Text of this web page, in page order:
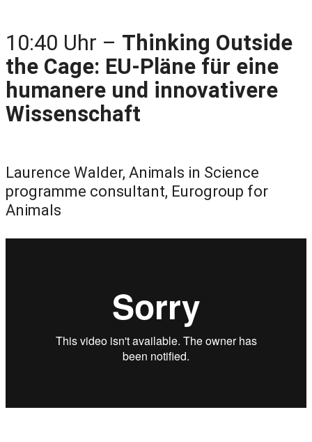
10:40 Uhr – Thinking Outside
the Cage: EU-Pläne für eine
humanere und innovativere
Wissenschaft
Laurence Walder, Animals in Science
programme consultant, Eurogroup for
Animals